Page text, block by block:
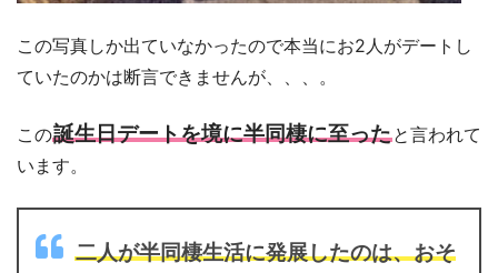
この写真しか出ていなかったので本当にお2人がデートし
ていたのかは断言できませんが、、、。
この誕生日デートを境に半同棲に至ったと言われて
います。
二人が半同棲生活に発展したのは、おそ